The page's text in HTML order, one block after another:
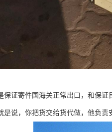
保证寄件国海关正常出口，和保
是说，你把货交给货代做，他负责